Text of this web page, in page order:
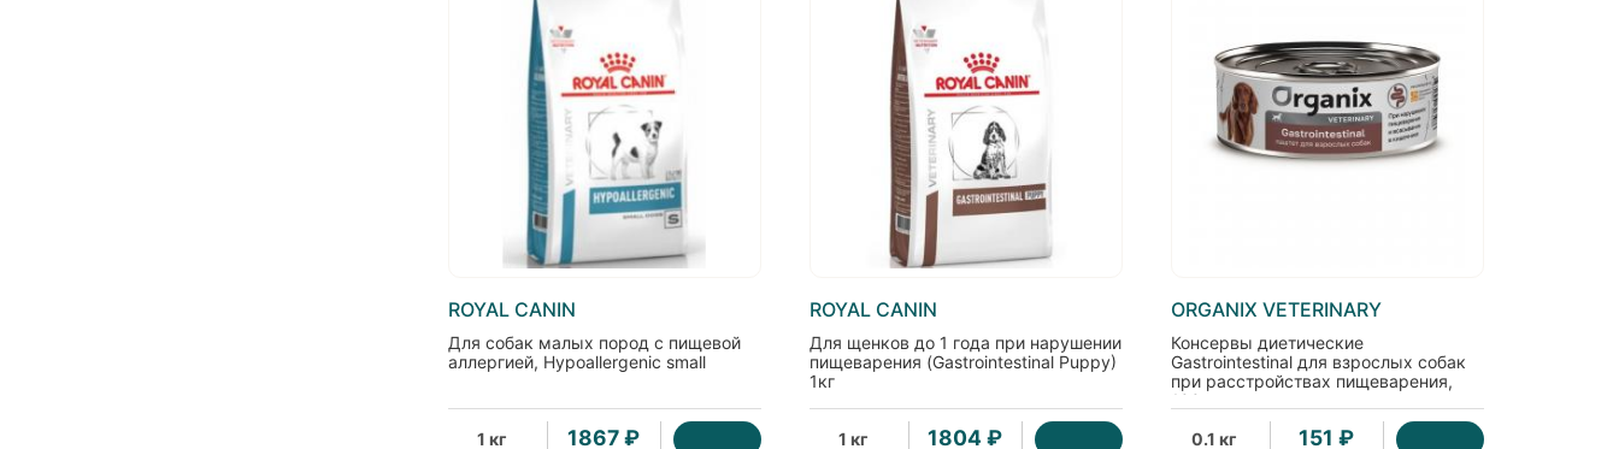
ROYAL CANIN
Для собак малых пород с пищевой
aллергией, Hypoallergenic small
1 кг 1867 ₽
ROYAL CANIN
Для щенков до 1 года при нарушении
пищеварения (Gastrointestinal Puppy)
1кг
1 кг 1804 ₽
ORGANIX VETERINARY
Консервы диетические
Gastrointestinal для взрослых собак
при расстройствах пищеварения,
100г
0.1 кг
151 ₽